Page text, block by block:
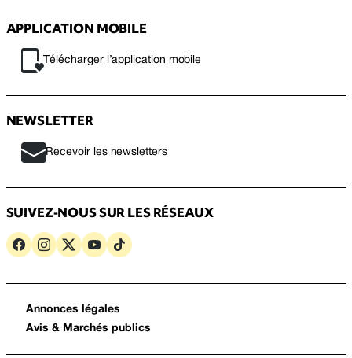
APPLICATION MOBILE
Télécharger l’application mobile
NEWSLETTER
Recevoir les newsletters
SUIVEZ-NOUS SUR LES RÉSEAUX
Annonces légales
Avis & Marchés publics